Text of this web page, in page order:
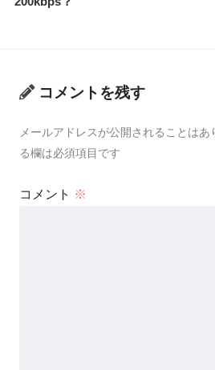
コメントを残す
メールアドレスが公開されることはあ
る欄は必須項目です
コメント ※